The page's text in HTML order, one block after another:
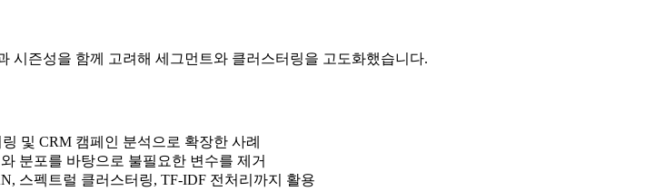
시즌성을 함께 고려해 세그먼트와 클러스터링을 고도화했습니다.
및 CRM 캠페인 분석으로 확장한 사례
분포를 바탕으로 불필요한 변수를 제거
스펙트럴 클러스터링, TF-IDF 전처리까지 활용